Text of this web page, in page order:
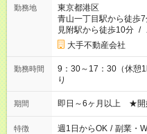
勤務地
東京都港区
青山一丁目駅から徒歩
見附駅から徒歩10分 /
大手不動産会社
勤務時間
9：30～17：30（休憩
り
期間 即日～6ヶ月以上 ★開
特徴 週1日からOK / 副業・